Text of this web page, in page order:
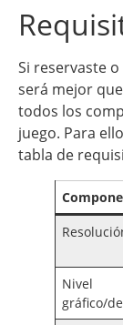
Si reservaste
será mejor
todos los
juego. Para
tabla de
Nivel
gráfico/